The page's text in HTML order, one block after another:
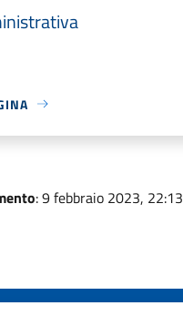
: 9 febbraio 2023, 22:13